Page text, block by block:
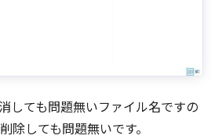
しても問題無いファイル名ですの
除しても問題無いです。